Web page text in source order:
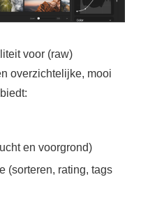
voor (raw)
overzichtelijke, mooi
en voorgrond)
(sorteren, rating, tags